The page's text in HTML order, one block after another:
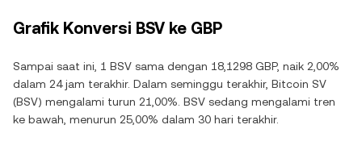
Grafik Konversi BSV ke GBP
Sampai saat ini, 1 BSV sama dengan 18,1298 GBP, naik 2,00%
dalam 24 jam terakhir. Dalam seminggu terakhir, Bitcoin SV
(BSV) mengalami turun 21,00%. BSV sedang mengalami tren
ke bawah, menurun 25,00% dalam 30 hari terakhir.